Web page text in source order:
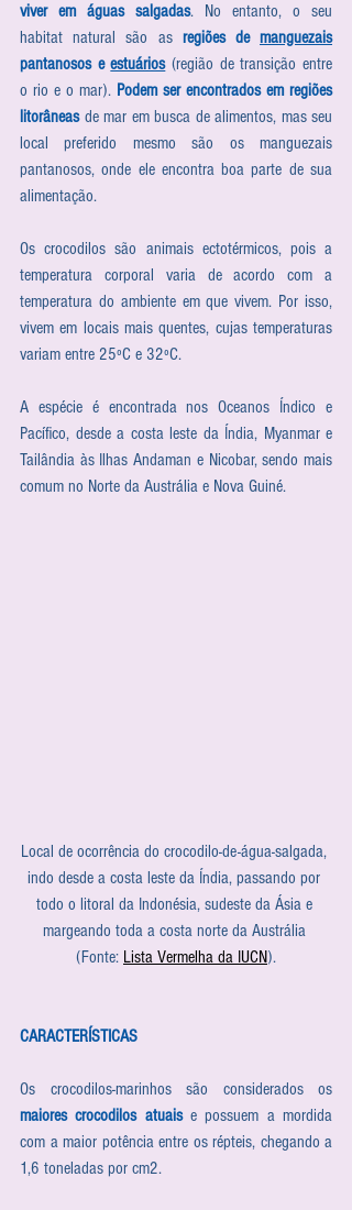
viver em águas salgadas. No entanto, o seu
habitat natural são as regiões de manguezais
pantanosos e estuários (região de transição entre
o rio e o mar). Podem ser encontrados em regiões
litorâneas de mar em busca de alimentos, mas seu
local preferido mesmo são os manguezais
pantanosos, onde ele encontra boa parte de sua
alimentação.
Os crocodilos são animais ectotérmicos, pois a
temperatura corporal varia de acordo com a
temperatura do ambiente em que vivem. Por isso,
vivem em locais mais quentes, cujas temperaturas
variam entre 25ºC e 32ºC.
A espécie é encontrada nos Oceanos Índico e
Pacífico, desde a costa leste da Índia, Myanmar e
Tailândia às Ilhas Andaman e Nicobar, sendo mais
comum no Norte da Austrália e Nova Guiné.
Local de ocorrência do crocodilo-de-água-salgada,
indo desde a costa leste da Índia, passando por
todo o litoral da Indonésia, sudeste da Ásia e
margeando toda a costa norte da Austrália
(Fonte: Lista Vermelha da IUCN).
CARACTERÍSTICAS
maiores crocodilos atuais e possuem a mordida
com a maior potência entre os répteis, chegando a
1,6 toneladas por cm2.